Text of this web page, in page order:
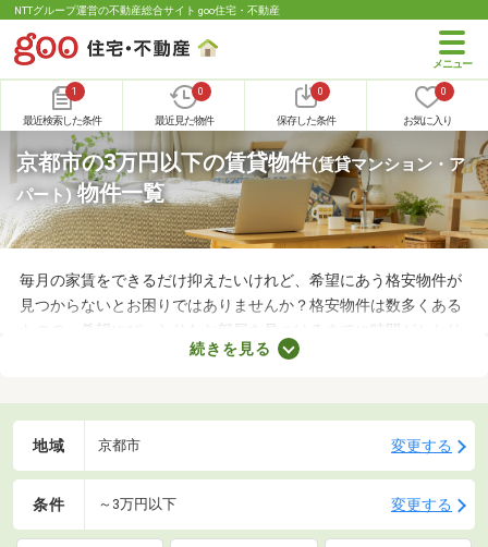
NTTグループ運営の不動産総合サイト goo住宅・不動産
1
最近検索した条件
0
最近見た物件
0
保存した条件
0
お気に入り
京都市の3万円以下の賃貸物件(賃貸マンション・ア
パート)物件一覧
毎月の家賃をできるだけ抑えたいけれど、希望にあう格安物件が
見つからないとお困りではありませんか？格安物件は数多くある
ものの、希望にぴったりなお部屋を見つけるまでに時間がかかり
ます。ここでは、費用重視の方におすすめの家賃3万円以下の物
るお部屋を探してみましょう。
続きを見る
地域 京都市 変更する
条件 ～3万円以下 変更する